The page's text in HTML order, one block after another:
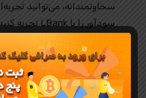
سخاوتمندانه، می‌توانید
سودآور را با LBank تجربه کنید.